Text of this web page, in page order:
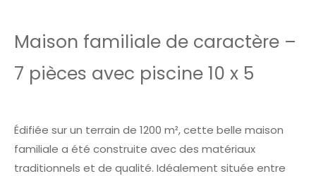
Maison familiale de caractère –
7 pièces avec piscine 10 x 5
Édifiée sur un terrain de 1200 m², cette belle maison
familiale a été construite avec des matériaux
traditionnels et de qualité. Idéalement située entre